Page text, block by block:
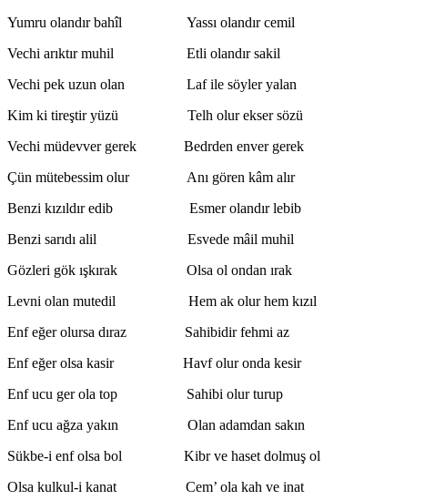
Yumru olandır bahîl Yassı olandır cemil
Vechi arıktır muhil Etli olandır sakil
Vechi pek uzun olan Laf ile söyler yalan
Kim ki tireştir yüzü Telh olur ekser sözü
Vechi müdevver gerek Bedrden enver gerek
Çün mütebessim olur Anı gören kâm alır
Benzi kızıldır edib Esmer olandır lebib
Benzi sarıdı alil Esvede mâil muhil
Gözleri gök ışkırak Olsa ol ondan ırak
Levni olan mutedil Hem ak olur hem kızıl
Enf eğer olursa dıraz Sahibidir fehmi az
Enf eğer olsa kasir Havf olur onda kesir
Enf ucu ger ola top Sahibi olur turup
Enf ucu ağza yakın Olan adamdan sakın
Sükbe-i enf olsa bol Kibr ve haset dolmuş ol
Olsa kulkul-i kanat Cem’ ola kah ve inat